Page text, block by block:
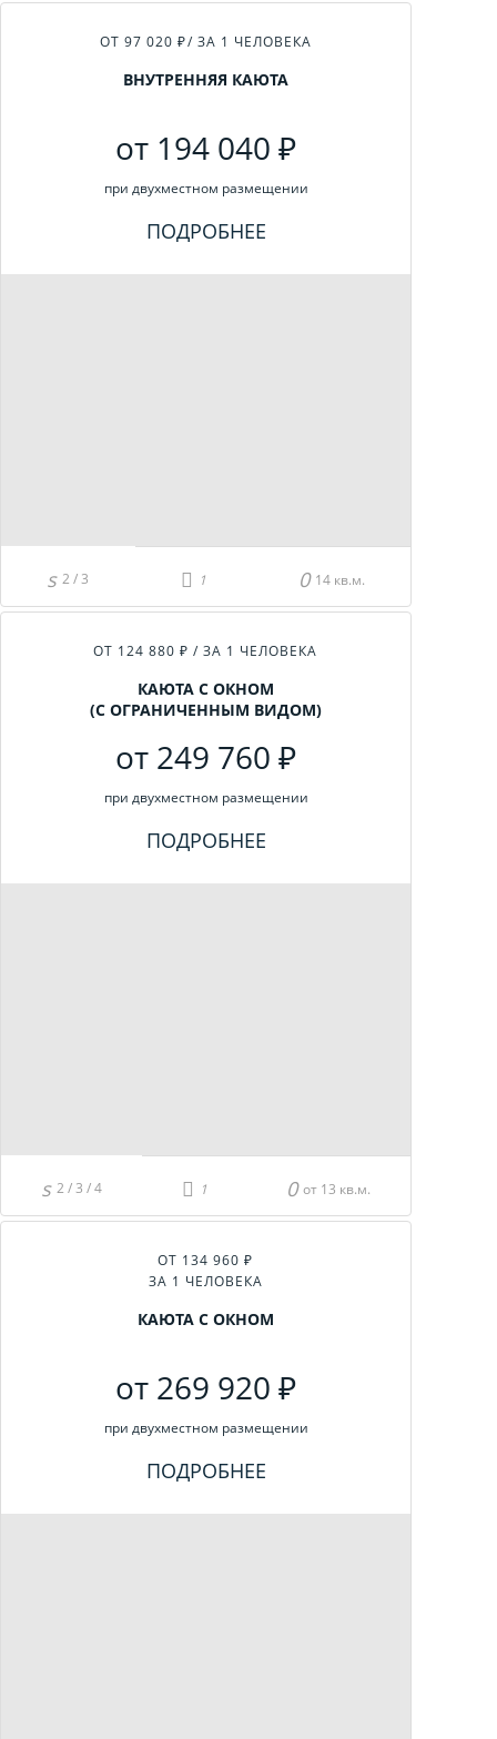
ОТ 97 020 ₽/ ЗА 1 ЧЕЛОВЕКА
ВНУТРЕННЯЯ КАЮТА
от 194 040 ₽
при двухместном размещении
ПОДРОБНЕЕ
2 / 3 14 кв.м.
ОТ 124 880 ₽ / ЗА 1 ЧЕЛОВЕКА
КАЮТА С ОКНОМ
(С ОГРАНИЧЕННЫМ ВИДОМ)
от 249 760 ₽
при двухместном размещении
ПОДРОБНЕЕ
2 / 3 / 4 от 13 кв.м.
ОТ 134 960 ₽
ЗА 1 ЧЕЛОВЕКА
КАЮТА С ОКНОМ
от 269 920 ₽
при двухместном размещении
ПОДРОБНЕЕ